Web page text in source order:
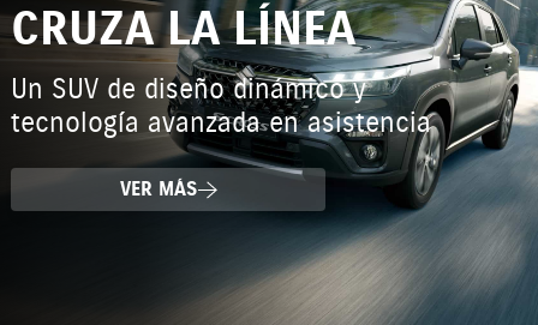
CRUZA LA LÍNEA
Un SUV de diseño dinámico y
tecnología avanzada en asistencia
VER MÁS